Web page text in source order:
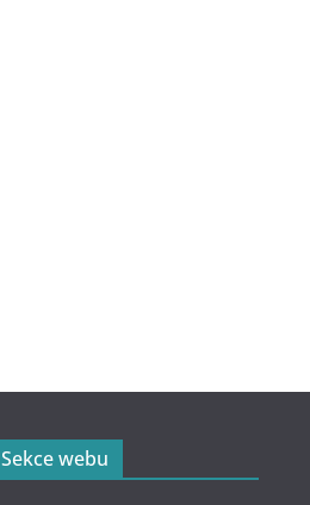
Sekce webu